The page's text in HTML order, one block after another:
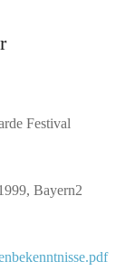
Festival
Bayern2